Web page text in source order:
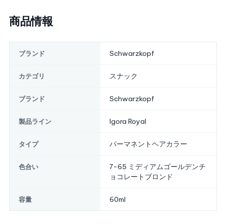
商品情報
ブランド Schwarzkopf
カテゴリ スナック
ブランド Schwarzkopf
製品ライン Igora Royal
タイプ パーマネントヘアカラー
色合い
7-65 ミディアムゴールデンチ
ョコレートブロンド
容量 60ml